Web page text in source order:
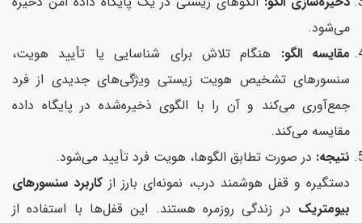
می‌شود.
مقایسه الگو: هنگام تلاش برای شناسایی یا تأیید هویت،
سنسور‌های تشخیص هویت زیستی ویژگی‌های جدیدی از فرد
جمع‌آوری می‌کند و آن را با الگوی ذخیره‌شده در پایگاه داده
مقایسه می‌کند.
نتیجه: در صورت تطابق الگوها، هویت فرد تأیید می‌شود.
دستگیره و قفل هوشمند درب، نمونه‌ای بارز از کاربرد سنسورهای
بیومتریک در زندگی روزمره هستند. این قفل‌ها با استفاده از